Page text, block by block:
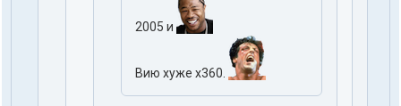
2005 и
Вию хуже х360.